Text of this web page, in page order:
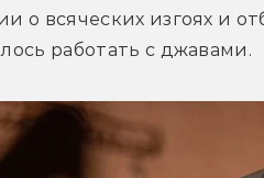
о всяческих изгоях и
работать с джавами.